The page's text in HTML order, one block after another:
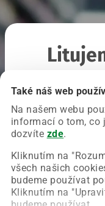
Také náš web
Na našem webu
informací o tom, co
dozvíte zde.
Kliknutím na
všech našich
budeme používat
Kliknutím na
Chyba nastala
Zkuste prosím
Obnovit